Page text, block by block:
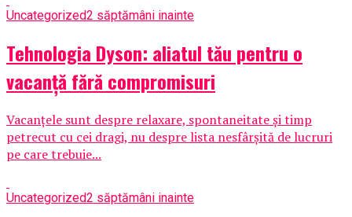
Uncategorized2 săptămâni inainte
Tehnologia Dyson: aliatul tău pentru o
vacanță fără compromisuri
Vacanțele sunt despre relaxare, spontaneitate și timp
petrecut cu cei dragi, nu despre lista nesfârșită de lucruri
pe care trebuie...
Uncategorized2 săptămâni inainte